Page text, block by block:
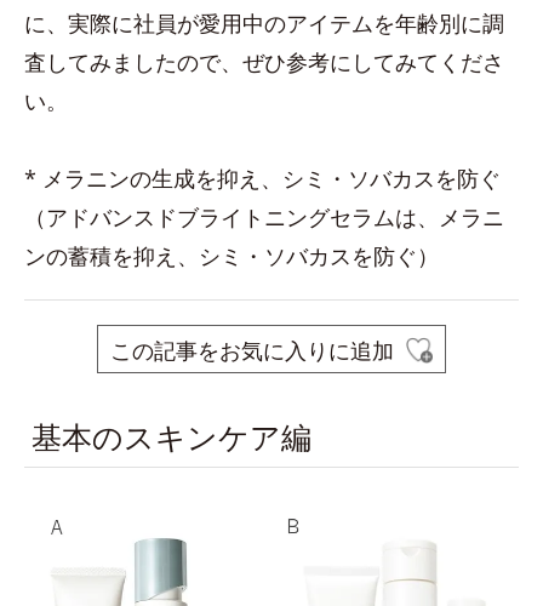
に、実際に社員が愛用中のアイテムを年齢別に調
査してみましたので、ぜひ参考にしてみてくださ
い。
* メラニンの生成を抑え、シミ・ソバカスを防ぐ
（アドバンスドブライトニングセラムは、メラニ
ンの蓄積を抑え、シミ・ソバカスを防ぐ）
この記事をお気に入りに追加
基本のスキンケア編